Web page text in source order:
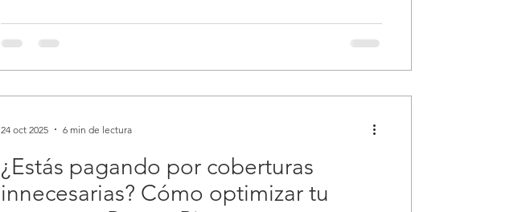
¿Estás pagando por coberturas
innecesarias? Cómo optimizar tu
24 oct 2025 6 min de lectura